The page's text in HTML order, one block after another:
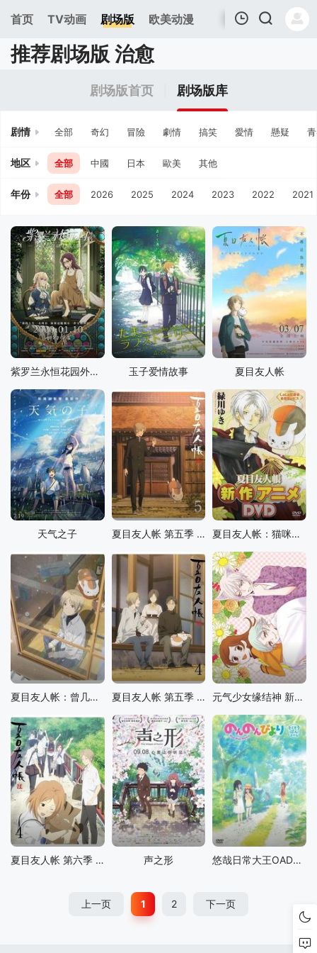
首页 TV动画 剧场版 欧美动漫
我的观影记录
推荐剧场版 治愈
剧场版首页 剧场版库
剧情 全部 奇幻 冒險 劇情 搞笑 愛情 懸疑
地区 全部 中國 日本 歐美 其他
年份 全部 2026 2025 2024 2023 2022 2021
紫罗兰永恒花园外传：永远与自动手记人偶 玉子爱情故事 夏目友人帐
天气之子 夏目友人帐 第五季 特别篇 游戏盛宴 夏目友人帐：猫咪老师首次变身使者
夏目友人帐：曾几何时下雪之日 夏目友人帐 第五季 特别篇 一夜酒杯 元气少女缘结神 新婚篇
夏目友人帐 第六季 特别篇 铃响的残株 声之形 悠哉日常大王OAD：冲绳之行
上一页 1 2 下一页